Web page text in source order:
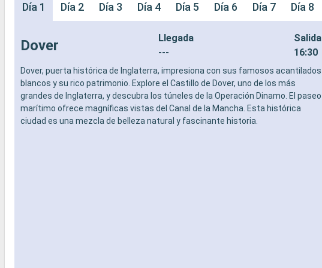
Día 1 Día 2 Día 3 Día 4 Día 5 Día 6 Día 7 Día 8
Dover
Llegada
---
Salida
16:30
Dover, puerta histórica de Inglaterra, impresiona con sus famosos acantilados
blancos y su rico patrimonio. Explore el Castillo de Dover, uno de los más
grandes de Inglaterra, y descubra los túneles de la Operación Dinamo. El paseo
marítimo ofrece magníficas vistas del Canal de la Mancha. Esta histórica
ciudad es una mezcla de belleza natural y fascinante historia.